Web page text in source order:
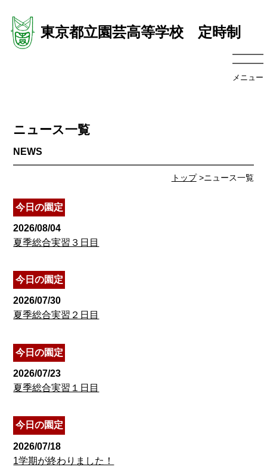
東京都立園芸高等学校 定時制
メニュー
トップ>ニュース一覧
ニュース一覧
今日の園定
2026/08/04
夏季総合実習３日目
今日の園定
2026/07/30
夏季総合実習２日目
今日の園定
2026/07/23
夏季総合実習１日目
今日の園定
2026/07/18
1学期が終わりました！